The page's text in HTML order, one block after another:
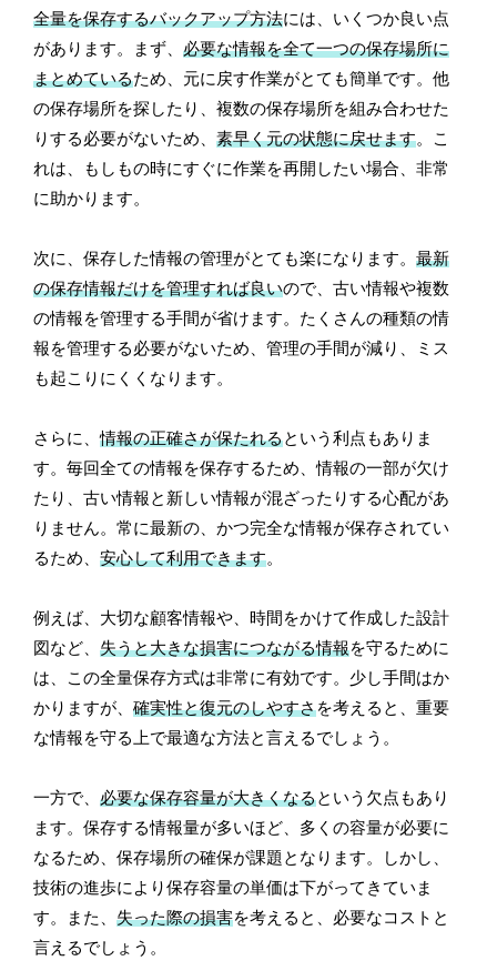
全量を保存するバックアップ方法には、いくつか良い点
があります。まず、必要な情報を全て一つの保存場所に
まとめているため、元に戻す作業がとても簡単です。他
の保存場所を探したり、複数の保存場所を組み合わせた
りする必要がないため、素早く元の状態に戻せます。こ
れは、もしもの時にすぐに作業を再開したい場合、非常
に助かります。
次に、保存した情報の管理がとても楽になります。最新
の保存情報だけを管理すれば良いので、古い情報や複数
の情報を管理する手間が省けます。たくさんの種類の情
報を管理する必要がないため、管理の手間が減り、ミス
も起こりにくくなります。
さらに、情報の正確さが保たれるという利点もありま
す。毎回全ての情報を保存するため、情報の一部が欠け
たり、古い情報と新しい情報が混ざったりする心配があ
りません。常に最新の、かつ完全な情報が保存されてい
るため、安心して利用できます。
例えば、大切な顧客情報や、時間をかけて作成した設計
図など、失うと大きな損害につながる情報を守るために
は、この全量保存方式は非常に有効です。少し手間はか
かりますが、確実性と復元のしやすさを考えると、重要
な情報を守る上で最適な方法と言えるでしょう。
一方で、必要な保存容量が大きくなるという欠点もあり
ます。保存する情報量が多いほど、多くの容量が必要に
なるため、保存場所の確保が課題となります。しかし、
技術の進歩により保存容量の単価は下がってきていま
す。また、失った際の損害を考えると、必要なコストと
言えるでしょう。